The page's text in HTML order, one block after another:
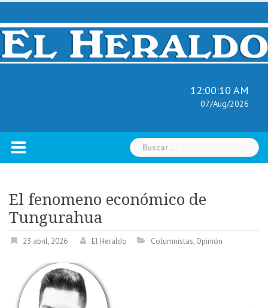
Skip
content
12:00:11 AM
07/Aug/2026
Buscar:
El fenomeno económico de
Tungurahua
23 abril, 2026 El Heraldo Columnistas, Opinión